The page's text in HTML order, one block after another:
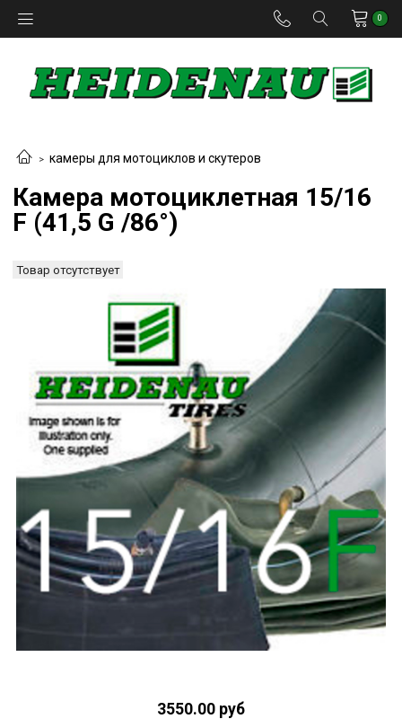
0
камеры для мотоциклов и скутеров
Камера мотоциклетная 15/16
F (41,5 G /86°)
Товар отсутствует
3550.00 руб